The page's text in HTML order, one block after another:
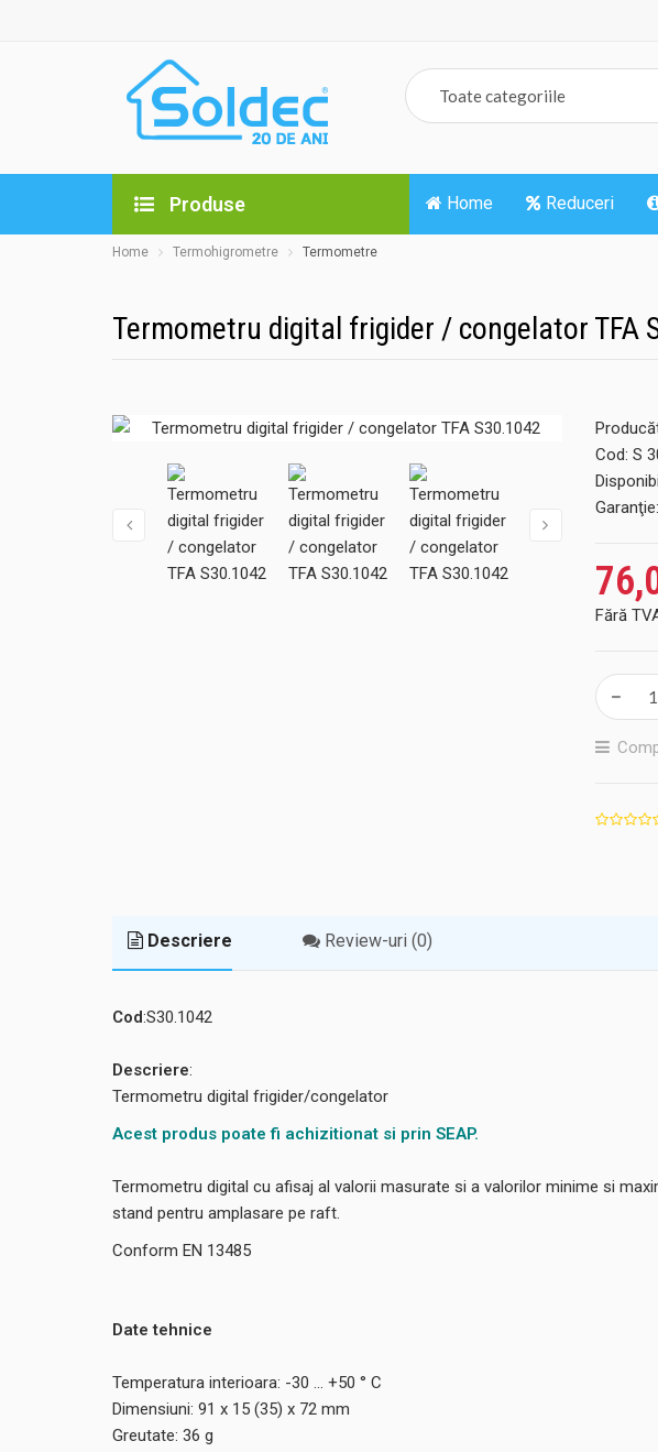
Produse Home Reduceri
Home Termohigrometre Termometre
Termometru digital frigider / congelator TFA
Cod: S
Garanţie:
Fără
Descriere Review-uri (0)
Cod:S30.1042
Descriere:
Termometru digital frigider/congelator
Acest produs poate fi achizitionat si prin SEAP.
Termometru digital cu afisaj al valorii masurate si a valorilor minime si
stand pentru amplasare pe raft.
Conform EN 13485
Date tehnice
Temperatura interioara: -30 ... +50 ° C
Dimensiuni: 91 x 15 (35) x 72 mm
Greutate: 36 g